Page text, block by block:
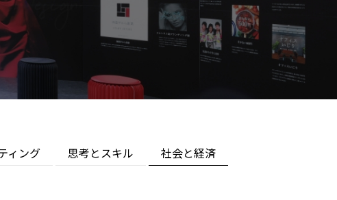
ィング 思考とスキル 社会と経済